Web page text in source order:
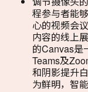
程参与者能
心的视频会
内容的线上
的Canvas是
Teams及
和阴影提升
为鲜明，智